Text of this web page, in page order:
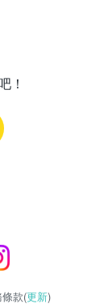
！
款(更新)